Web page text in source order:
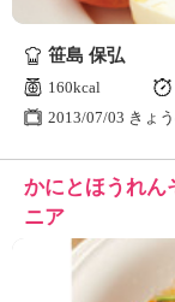
笹島 保弘
160kcal
2013/07/03 きょ
かにとほうれん
ニア